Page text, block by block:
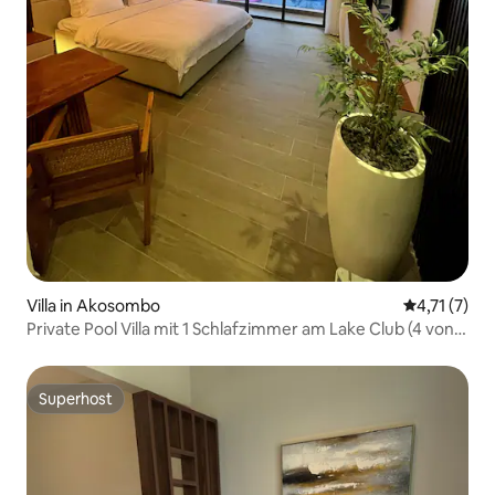
Villa in Akosombo
4,71 (7)
Private Pool Villa mit 1 Schlafzimmer am Lake Club (4 von
Superhost
Superhost